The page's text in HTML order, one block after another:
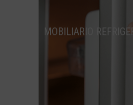
MOBILIARIO